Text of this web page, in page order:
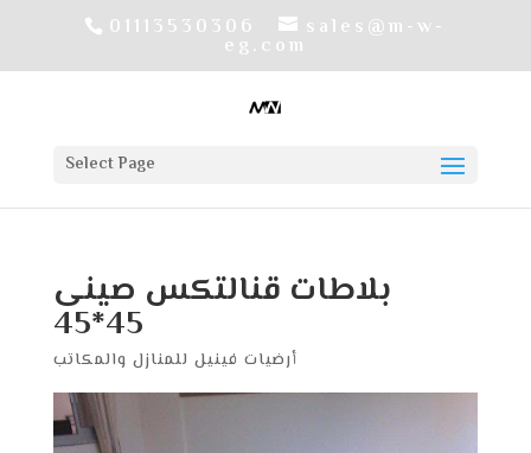
01113530306 sales@m-w-
eg.com
Select Page
بلاطات قنالتكس صينى
45*45
أرضيات فينيل للمنازل والمكاتب